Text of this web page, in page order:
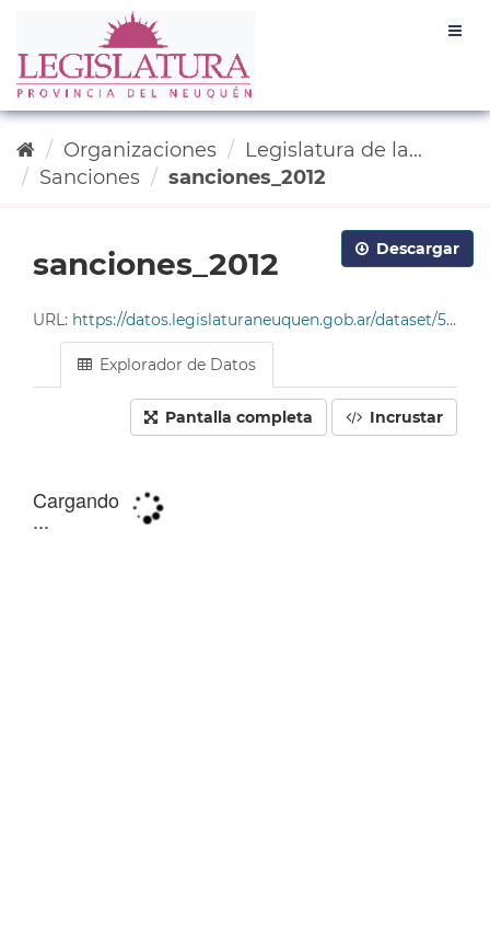
contenido
Organizaciones
Legislatura de la...
Sanciones
sanciones_2012
Descargar
sanciones_2012
URL: https://datos.legislaturaneuquen.gob.ar/dataset/585c96da-4678-49cf-9ddc-e2c93214563b/resource/6b739102-b959-4f5a-af3a-845568332876/download/tabla_sanciones_2012.csv
Explorador de Datos
Pantalla completa Incrustar